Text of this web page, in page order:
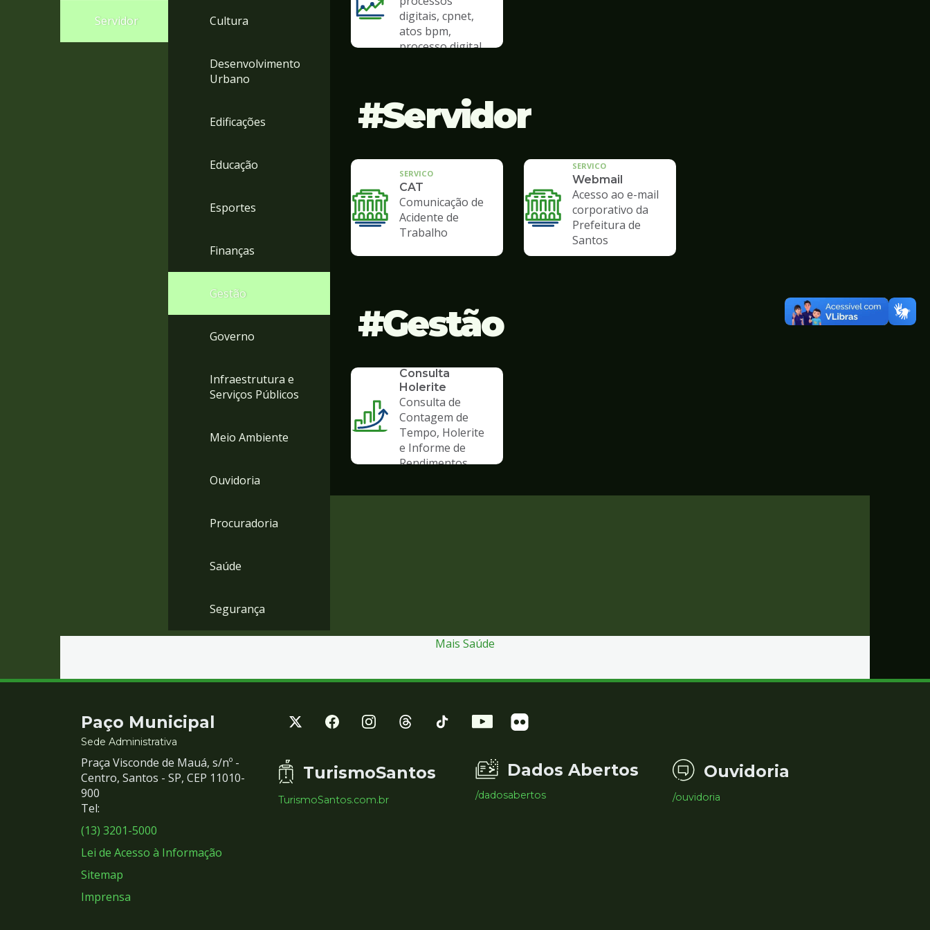
Servidor Cultura
Desenvolvimento
Urbano
Edificações
Educação
Esportes
Finanças
Gestão
Governo
Infraestrutura e
Serviços Públicos
Meio Ambiente
Ouvidoria
Procuradoria
Saúde
Segurança
digitais, cpnet,
atos bpm,
processo digital
Servidor
SERVICO
CAT
Comunicação de
Acidente de
Trabalho
SERVICO
Webmail
Acesso ao e-mail
corporativo da
Prefeitura de
Santos
Gestão
Consulta
Holerite
Consulta de
Contagem de
Tempo, Holerite
e Informe de
Rendimentos
Mais Saúde
Contato
e
Redes
Sociais
Paço Municipal
Sede Administrativa
Praça Visconde de Mauá, s/nº -
Centro, Santos - SP, CEP 11010-
900
Tel:
(13) 3201-5000
Lei de Acesso à Informação
Sitemap
Imprensa
TurismoSantos
TurismoSantos.com.br
Dados Abertos
/dadosabertos
Ouvidoria
/ouvidoria